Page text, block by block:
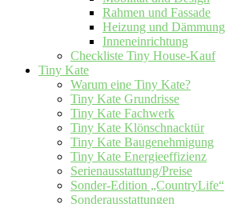
Rahmen und Fassade
Heizung und Dämmung
Inneneinrichtung
Checkliste Tiny House-Kauf
Tiny Kate
Warum eine Tiny Kate?
Tiny Kate Grundrisse
Tiny Kate Fachwerk
Tiny Kate Klönschnacktür
Tiny Kate Baugenehmigung
Tiny Kate Energieeffizienz
Serienausstattung/Preise
Sonder-Edition „CountryLife“
Sonderausstattungen